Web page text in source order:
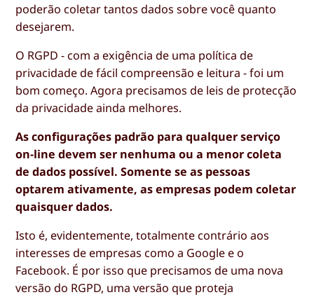
poderão coletar tantos dados sobre você quanto
desejarem.
O RGPD - com a exigência de uma política de
privacidade de fácil compreensão e leitura - foi um
bom começo. Agora precisamos de leis de protecção
da privacidade ainda melhores.
As configurações padrão para qualquer serviço
on-line devem ser nenhuma ou a menor coleta
de dados possível. Somente se as pessoas
optarem ativamente, as empresas podem coletar
quaisquer dados.
Isto é, evidentemente, totalmente contrário aos
interesses de empresas como a Google e o
Facebook. É por isso que precisamos de uma nova
versão do RGPD, uma versão que proteja